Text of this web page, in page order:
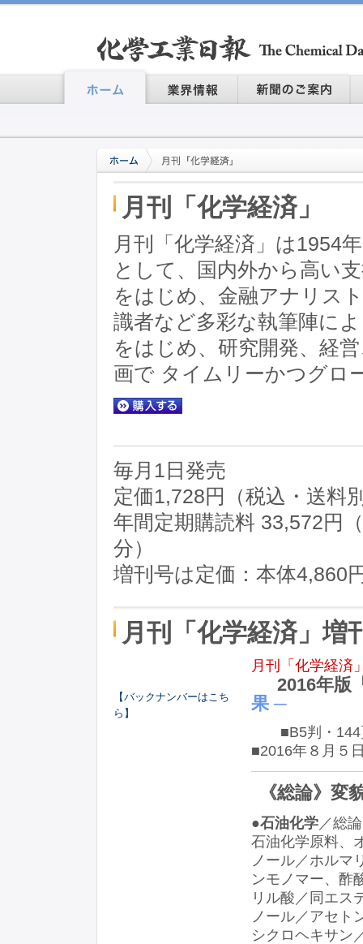
月刊「化学経済」
月刊「化学経済」は1954
として、国内外から高い
をはじめ、金融アナリス
識者など多彩な執筆陣に
をはじめ、研究開発、経
画で タイムリーかつグロ
毎月1日発売
定価1,728円（税込・送料
年間定期購読料 33,572円
分）
増刊号は定価：本体4,860
月刊「化学経済」増
【バックナンバーはこち
ら】
月刊「化学経済
2016年版
果 ─
■B5判・144
■2016年８月５
《総論》変
●石油化学 ／総論
石油化学原料、
ノール／ホルマ
ンモノマー、酢
リル酸／同エス
ノール／アセト
シクロヘキサン